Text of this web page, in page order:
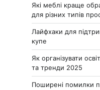
Які меблі краще
для різних типів
Лайфхаки для
купе
Як організувати
та тренди 2025
Поширені помилки